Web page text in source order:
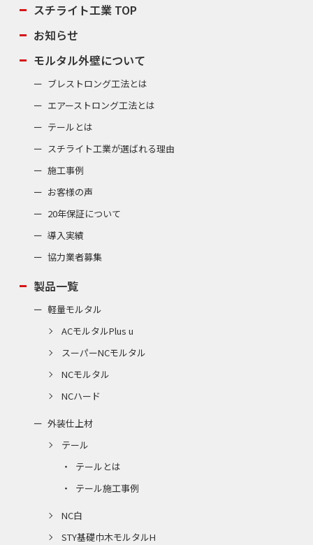
スチライト工業 TOP
お知らせ
モルタル外壁について
ブレストロング工法とは
エアーストロング工法とは
テールとは
スチライト工業が選ばれる理由
施工事例
お客様の声
20年保証について
導入実績
協力業者募集
製品一覧
軽量モルタル
ACモルタルPlus u
スーパーNCモルタル
NCモルタル
NCハード
外装仕上材
テール
テールとは
テール施工事例
NC白
STY基礎巾木モルタルH